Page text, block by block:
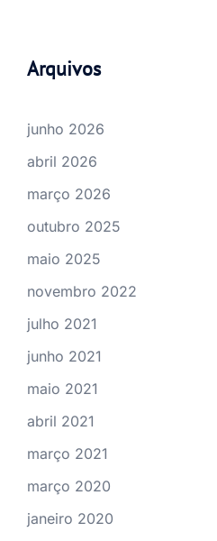
Arquivos
junho 2026
abril 2026
março 2026
outubro 2025
maio 2025
novembro 2022
julho 2021
junho 2021
maio 2021
abril 2021
março 2021
março 2020
janeiro 2020